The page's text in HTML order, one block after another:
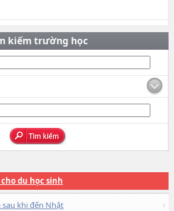
kiếm trường học
du học sinh
khi đến Nhật